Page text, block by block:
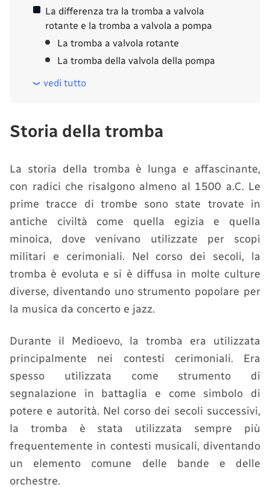
La differenza tra la tromba a valvola
rotante e la tromba a valvola a pompa
La tromba a valvola rotante
La tromba della valvola della pompa
vedi tutto
Storia della tromba
La storia della tromba è lunga e affascinante,
con radici che risalgono almeno al 1500 a.C. Le
prime tracce di trombe sono state trovate in
antiche civiltà come quella egizia e quella
minoica, dove venivano utilizzate per scopi
militari e cerimoniali. Nel corso dei secoli, la
tromba è evoluta e si è diffusa in molte culture
diverse, diventando uno strumento popolare per
la musica da concerto e jazz.
Durante il Medioevo, la tromba era utilizzata
principalmente nei contesti cerimoniali. Era
spesso utilizzata come strumento di
segnalazione in battaglia e come simbolo di
potere e autorità. Nel corso dei secoli successivi,
la tromba è stata utilizzata sempre più
frequentemente in contesti musicali, diventando
un elemento comune delle bande e delle
orchestre.